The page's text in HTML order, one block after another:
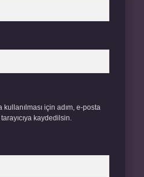
için adım, e-posta
kaydedilsin.